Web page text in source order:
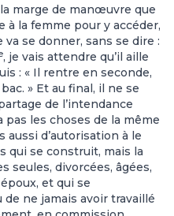
marge de manœuvre que
à la femme pour y accéder,
se donner, sans se dire :
, je vais attendre qu’il aille
: « Il rentre en seconde,
» Et au final, il ne se
de l’intendance
les choses de la même
aussi d’autorisation à le
qui se construit, mais la
seules, divorcées, âgées,
et qui se
de ne jamais avoir travaillé